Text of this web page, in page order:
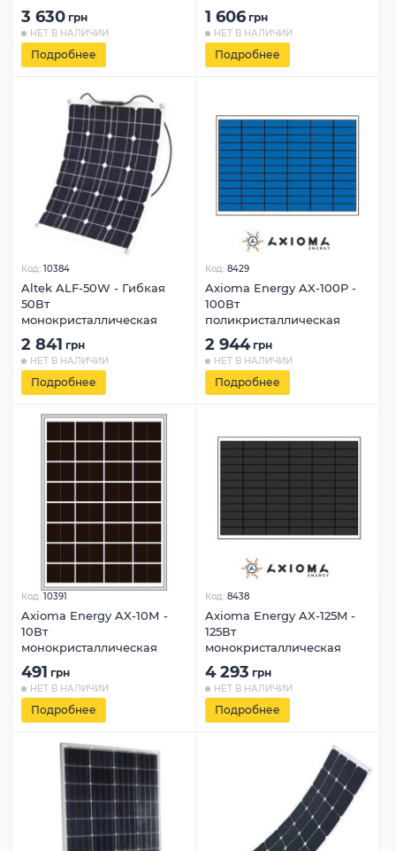
3 630 грн
НЕТ В НАЛИЧИИ
Подробнее
1 606 грн
НЕТ В НАЛИЧИИ
Подробнее
Код: 10384
Altek ALF‐50W - Гибкая
50Вт
монокристаллическая
2 841 грн
НЕТ В НАЛИЧИИ
Подробнее
Код: 8429
Axioma Energy AX-100P -
100Вт
поликристаллическая
2 944 грн
НЕТ В НАЛИЧИИ
Подробнее
Код: 10391
Axioma Energy AX-10М -
10Вт
монокристаллическая
491 грн
НЕТ В НАЛИЧИИ
Подробнее
Код: 8438
Axioma Energy AX-125M -
125Вт
монокристаллическая
4 293 грн
НЕТ В НАЛИЧИИ
Подробнее